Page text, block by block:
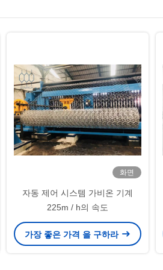
화면
자동 제어 시스템 가비온 기계
225m / h의 속도
가장 좋은 가격 을 구하라